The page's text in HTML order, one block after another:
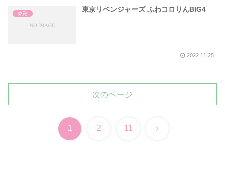
東卍
東京リベンジャーズ ふわコロりんBIG4
2022.11.25
次のページ
1 2 11 次